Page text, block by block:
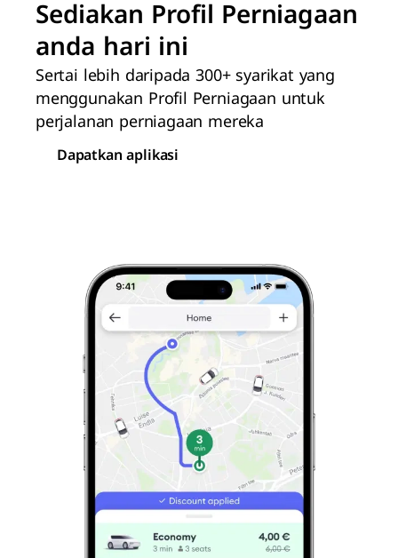
Sediakan Profil Perniagaan
anda hari ini
Sertai lebih daripada 300+ syarikat yang
menggunakan Profil Perniagaan untuk
perjalanan perniagaan mereka
Dapatkan aplikasi